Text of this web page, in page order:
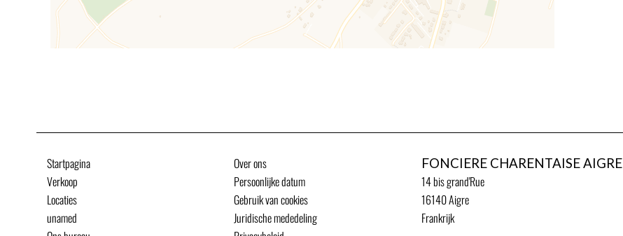
Startpagina
Verkoop
Locaties
unamed
Over ons
Persoonlijke datum
Gebruik van cookies
Juridische mededeling
FONCIERE CHARENTAISE AIGRE
14 bis grand'Rue
16140Aigre
Frankrijk